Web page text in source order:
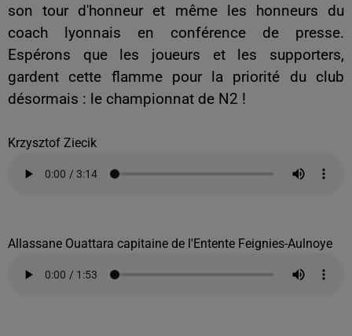
son tour d'honneur et même les honneurs du
coach lyonnais en conférence de presse.
Espérons que les joueurs et les supporters,
gardent cette flamme pour la priorité du club
désormais : le championnat de N2 !
Krzysztof Ziecik
Allassane Ouattara capitaine de l'Entente Feignies-Aulnoye